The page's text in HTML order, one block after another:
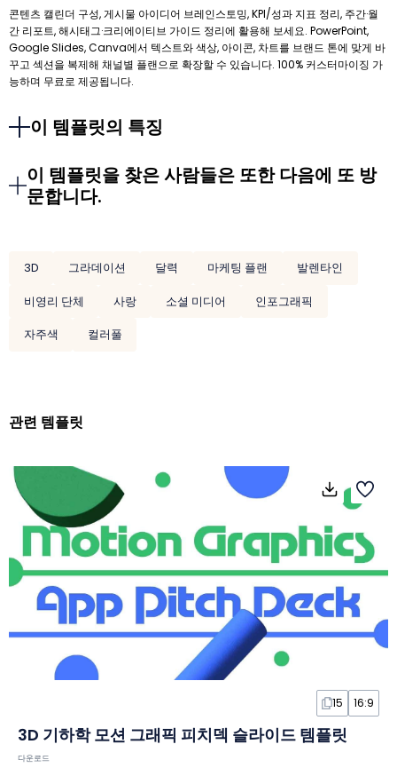
콘텐츠 캘린더 구성, 게시물 아이디어 브레인스토밍, KPI/성과 지표 정리, 주간·월
간 리포트, 해시태그·크리에이티브 가이드 정리에 활용해 보세요. PowerPoint,
Google Slides, Canva에서 텍스트와 색상, 아이콘, 차트를 브랜드 톤에 맞게 바
꾸고 섹션을 복제해 채널별 플랜으로 확장할 수 있습니다. 100% 커스터마이징 가
능하며 무료로 제공됩니다.
이 템플릿의 특징
이 템플릿을 찾은 사람들은 또한 다음에 또 방
문합니다.
3D 그라데이션 달력 마케팅 플랜
발렌타인
비영리 단체
사랑 소셜 미디어
인포그래픽
자주색
컬러풀
관련 템플릿
15 16:9
3D 기하학 모션 그래픽 피치덱 슬라이드 템플릿
다운로드